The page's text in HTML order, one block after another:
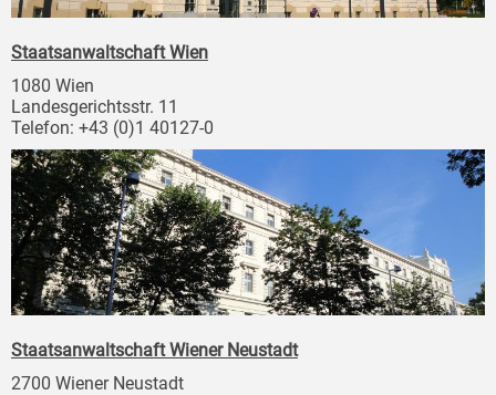
Staatsanwaltschaft Wien
1080 Wien
Landesgerichtsstr. 11
Telefon: +43 (0)1 40127-0
Staatsanwaltschaft Wiener Neustadt
2700 Wiener Neustadt